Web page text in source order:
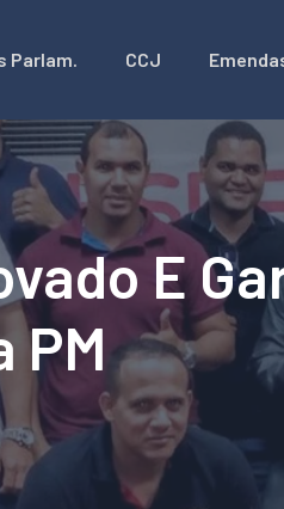
Parlam. CCJ
E
PM